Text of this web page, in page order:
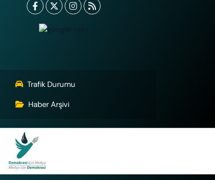
Trafik Durumu
Haber Arşivi